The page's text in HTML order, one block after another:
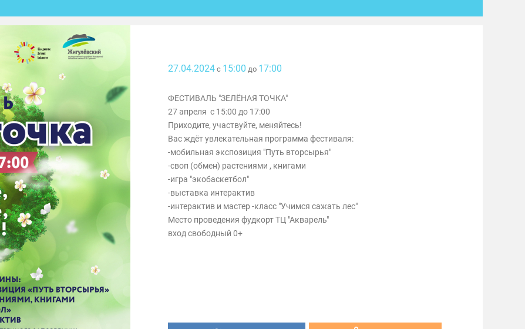
27.04.2024 с 15:00 до 17:00
ФЕСТИВАЛЬ "ЗЕЛЁНАЯ ТОЧКА"
27 апреля с 15:00 до 17:00
Приходите, участвуйте, меняйтесь!
Вас ждёт увлекательная программа фестиваля:
-мобильная экспозиция "Путь вторсырья"
-своп (обмен) растениями , книгами
-игра "экобаскетбол"
-выставка интерактив
-интерактив и мастер -класс "Учимся сажать лес"
Место проведения фудкорт ТЦ "Акварель"
вход свободный 0+